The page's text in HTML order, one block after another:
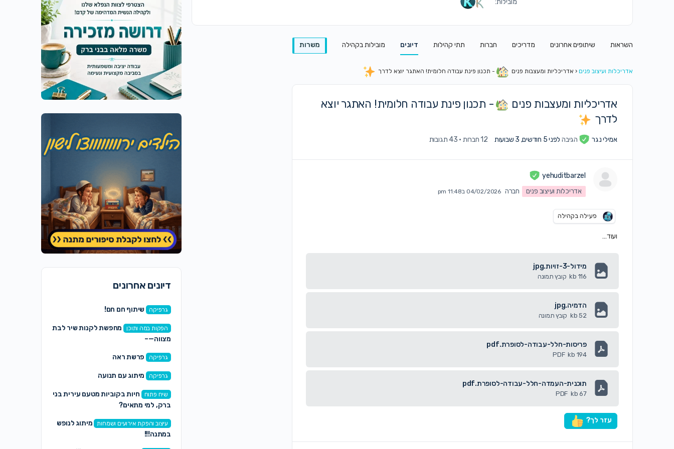
השראות שיתופים אחרונים מדריכים חברות תתי קהילות דיונים מובילות בקהילה משרות
אדריכלות ועיצוב פנים ‹ אדריכליות ומעצבות פנים - תכנון פינת עבודה חלומית! האתגר יוצא לדרך
אדריכליות ומעצבות פנים
- תכנון פינת עבודה חלומית! האתגר יוצא
לדרך
אמילי נגר הגיבה לפני 5 חודשים, 3 שבועות 12 חברות · 43 תגובות
yehuditbarzel
אדריכלות ועיצוב פנים
חברה 04/02/2026 ב11:48 pm
פעילה בקהילה
ועוד…
מידול-3-זויות.jpg
116 kb קובץ תמונה
הדמיה.jpg
52 kb קובץ תמונה
פריסות-חלל-עבודה-לסופרת.pdf
194 kb
PDF
תוכנית-העמדה-חלל-עבודה-לסופרת.pdf
67 kb
PDF
עזר לך?
דיונים אחרונים
גרפיקה שיתוף חם חם!
הפקות במה ותוכן
מחפשת לקנות שיר לבת
מצווה—–
גרפיקה פרשת ראה
גרפיקה מיתוג עם תנועה
שיח פתוח
חיות בקוביות מטעם עירית בני
ברק, למי מתאים?
עיצוב והפקת אירועים ושמחות
מיתוג לנופש
במתנה!!!